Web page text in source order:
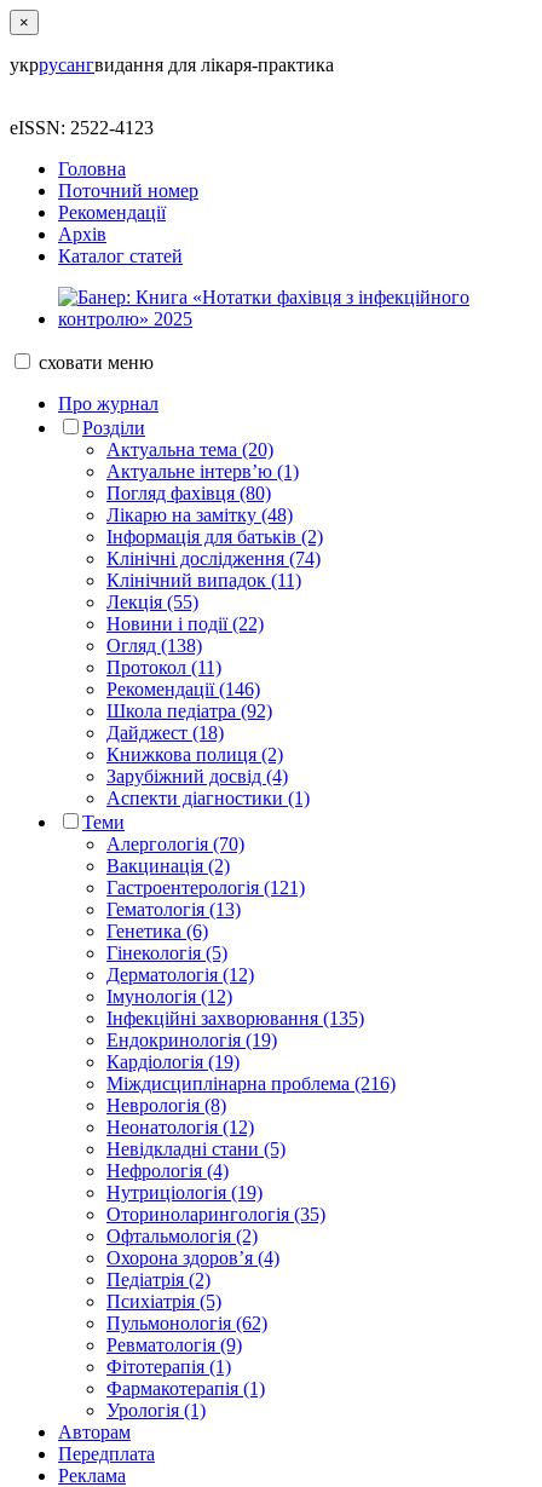
×
укррусангвидання для лікаря-практика
eISSN: 2522-4123
Головна
Поточний номер
Рекомендації
Архів
Каталог статей
сховати меню
Про журнал
Розділи
Актуальна тема (20)
Актуальне інтерв’ю (1)
Погляд фахівця (80)
Лікарю на замітку (48)
Інформація для батьків (2)
Клінічні дослідження (74)
Клінічний випадок (11)
Лекція (55)
Новини і події (22)
Огляд (138)
Протокол (11)
Рекомендації (146)
Школа педіатра (92)
Дайджест (18)
Книжкова полиця (2)
Зарубіжний досвід (4)
Аспекти діагностики (1)
Теми
Алергологія (70)
Вакцинація (2)
Гастроентерологія (121)
Гематологія (13)
Генетика (6)
Гінекологія (5)
Дерматологія (12)
Імунологія (12)
Інфекційні захворювання (135)
Ендокринологія (19)
Кардіологія (19)
Міждисциплінарна проблема (216)
Неврологія (8)
Неонатологія (12)
Невідкладні стани (5)
Нефрологія (4)
Нутриціологія (19)
Оториноларингологія (35)
Офтальмологія (2)
Охорона здоров’я (4)
Педіатрія (2)
Психіатрія (5)
Пульмонологія (62)
Ревматологія (9)
Фітотерапія (1)
Фармакотерапія (1)
Урологія (1)
Авторам
Передплата
Реклама